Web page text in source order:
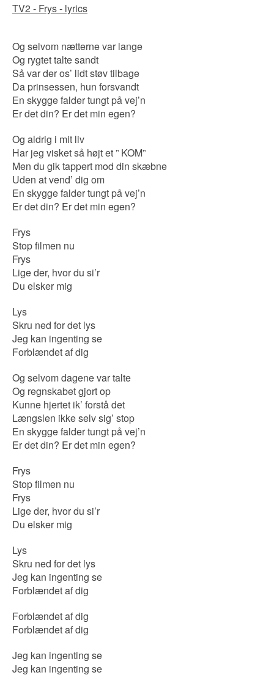
TV2 - Frys - lyrics
Og selvom nætterne var lange
Og rygtet talte sandt
Så var der os’ lidt støv tilbage
Da prinsessen, hun forsvandt
En skygge falder tungt på vej’n
Er det din? Er det min egen?
Og aldrig i mit liv
Har jeg visket så højt et ” KOM”
Men du gik tappert mod din skæbne
Uden at vend’ dig om
En skygge falder tungt på vej’n
Er det din? Er det min egen?
Frys
Stop filmen nu
Frys
Lige der, hvor du si’r
Du elsker mig
Lys
Skru ned for det lys
Jeg kan ingenting se
Forblændet af dig
Og selvom dagene var talte
Og regnskabet gjort op
Kunne hjertet ik’ forstå det
Længslen ikke selv sig’ stop
En skygge falder tungt på vej’n
Er det din? Er det min egen?
Frys
Stop filmen nu
Frys
Lige der, hvor du si’r
Du elsker mig
Lys
Skru ned for det lys
Jeg kan ingenting se
Forblændet af dig
Forblændet af dig
Forblændet af dig
Jeg kan ingenting se
Jeg kan ingenting se